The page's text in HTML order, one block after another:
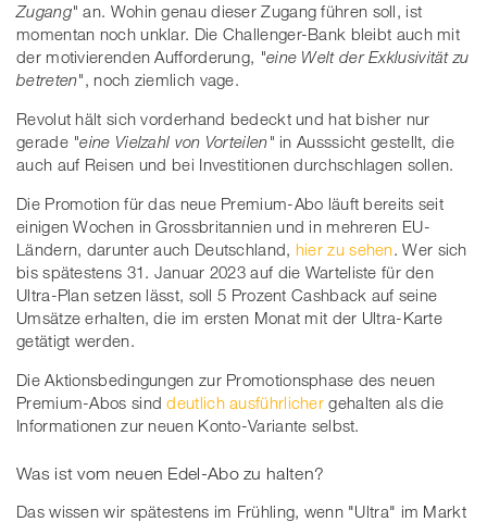
Zugang" an. Wohin genau dieser Zugang führen soll, ist
momentan noch unklar. Die Challenger-Bank bleibt auch mit
der motivierenden Aufforderung, "eine Welt der Exklusivität zu
betreten", noch ziemlich vage.
Revolut hält sich vorderhand bedeckt und hat bisher nur
gerade "eine Vielzahl von Vorteilen" in Ausssicht gestellt, die
auch auf Reisen und bei Investitionen durchschlagen sollen.
Die Promotion für das neue Premium-Abo läuft bereits seit
einigen Wochen in Grossbritannien und in mehreren EU-
Ländern, darunter auch Deutschland, hier zu sehen. Wer sich
bis spätestens 31. Januar 2023 auf die Warteliste für den
Ultra-Plan setzen lässt, soll 5 Prozent Cashback auf seine
Umsätze erhalten, die im ersten Monat mit der Ultra-Karte
getätigt werden.
Die Aktionsbedingungen zur Promotionsphase des neuen
Premium-Abos sinddeutlich ausführlicher gehalten als die
Informationen zur neuen Konto-Variante selbst.
Was ist vom neuen Edel-Abo zu halten?
Das wissen wir spätestens im Frühling, wenn "Ultra" im Markt